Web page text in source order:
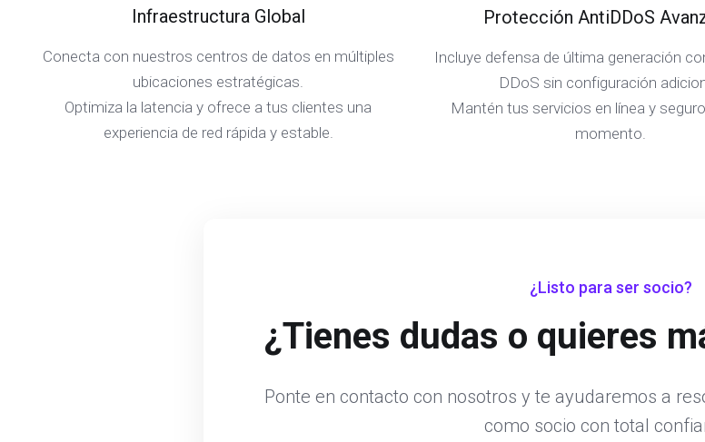
Infraestructura Global
Conecta con nuestros centros de datos en múltiples
ubicaciones estratégicas.
Optimiza la latencia y ofrece a tus clientes una
experiencia de red rápida y estable.
Protección AntiDDoS
Incluye defensa de última generación
DDoS sin configuración
Mantén tus servicios en línea y
momento.
¿Listo para ser socio?
¿Tienes dudas o quieres
Ponte en contacto con nosotros y te ayudaremos a
como socio con total